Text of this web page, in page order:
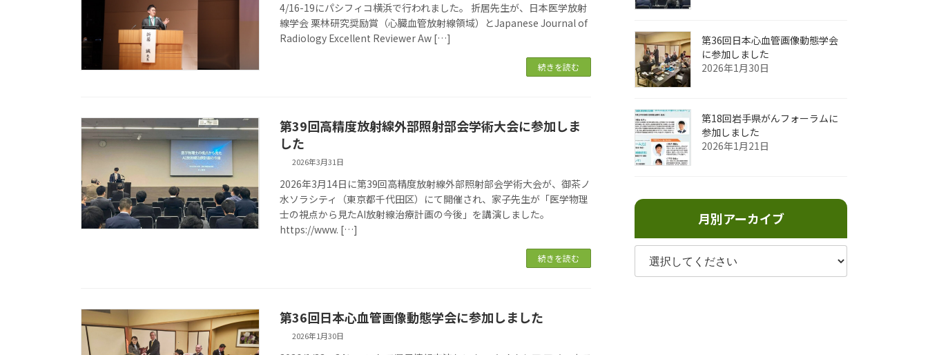
4/16-19にパシフィコ横浜で行われました。 折居先生が、日本医学放射
線学会 栗林研究奨励賞（心臓血管放射線領域）とJapanese Journal of
Radiology Excellent Reviewer Aw […]
続きを読む
第39回高精度放射線外部照射部会学術大会に参加しま
した
2026年3月31日
2026年3月14日に第39回高精度放射線外部照射部会学術大会が、御茶ノ
水ソラシティ（東京都千代田区）にて開催され、家子先生が「医学物理
士の視点から見たAI放射線治療計画の今後」を講演しました。
https://www. […]
続きを読む
第36回日本心血管画像動態学会に参加しました
2026年1月30日
第36回日本心血管画像動態学会
に参加しました
2026年1月30日
第18回岩手県がんフォーラムに
参加しました
2026年1月21日
月別アーカイブ